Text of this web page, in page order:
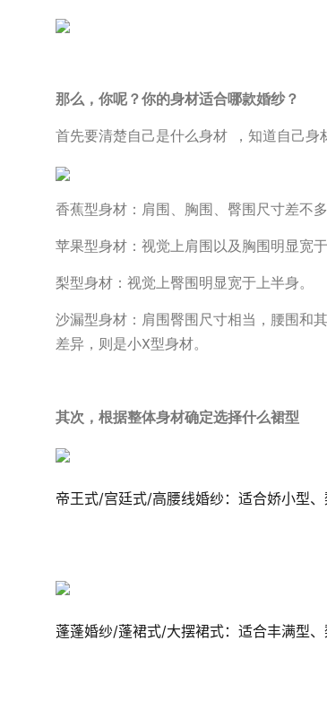
那么，你呢？你的身材适合哪款婚纱？
首先要清楚自己是什么身材 ，知道自己身
香蕉型身材：肩围、胸围、臀围尺寸差不
苹果型身材：视觉上肩围以及胸围明显宽于
梨型身材：视觉上臀围明显宽于上半身。
沙漏型身材：肩围臀围尺寸相当，腰围和
差异，则是小X型身材。
其次，根据整体身材确定选择什么裙型
帝王式/宫廷式/高腰线婚纱：适合娇小型、
蓬蓬婚纱/蓬裙式/大摆裙式：适合丰满型、